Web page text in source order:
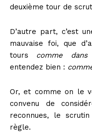
deuxième tour de
D’autre part, c’est
mauvaise foi, que
tours comme
entendez bien :
Or, et comme on le
convenu de
reconnues, le
règle.